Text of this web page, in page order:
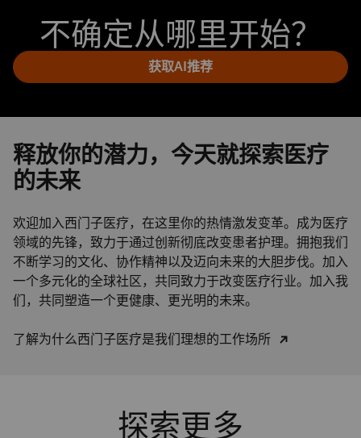
不确定从哪里开始？
获取AI推荐
释放你的潜力，今天就探索医疗
的未来
欢迎加入西门子医疗，在这里你的热情激发变革。成为医疗
领域的先锋，致力于通过创新彻底改变患者护理。拥抱我们
不断学习的文化、协作精神以及迈向未来的大胆步伐。加入
一个多元化的全球社区，共同致力于改变医疗行业。加入我
们，共同塑造一个更健康、更光明的未来。
了解为什么西门子医疗是我们理想的工作场所
探索更多